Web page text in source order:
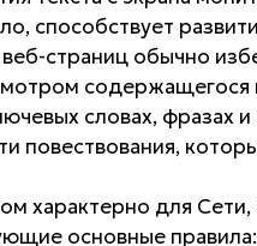
способствует
страниц обычно
содержащегося
словах, фразах
повествования,
характерно для
основные правила: